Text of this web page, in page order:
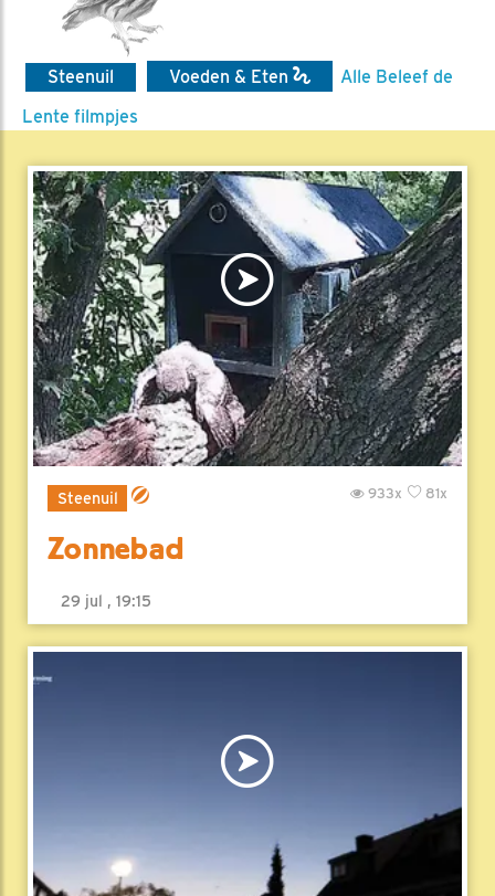
Steenuil Voeden & Eten
Alle Beleef de
Lente filmpjes
Steenuil 81x
933x
Zonnebad
29 jul , 19:15